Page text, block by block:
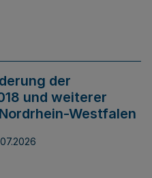
der
und weiterer
Westfalen